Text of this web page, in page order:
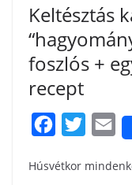
Keltésztás
foszlós +
recept
c
i
E
a
Húsvétkor